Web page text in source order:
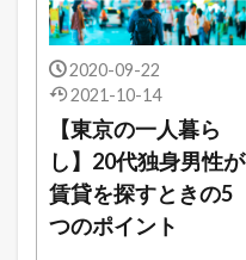
2020-09-22
2021-10-14
【東京の一人暮ら
し】20代独身男性が
賃貸を探すときの5
つのポイント